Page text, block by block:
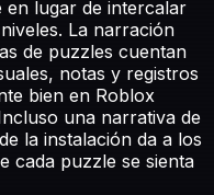
en lugar de intercalar
La narración
de puzzles cuentan
notas y registros
bien en Roblox
una narrativa de
la instalación da a los
cada puzzle se sienta